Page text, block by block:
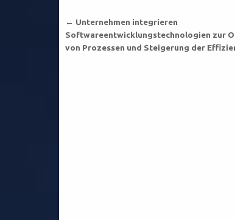
Beitragsnavigation
← Unternehmen integrieren
Softwareentwicklungstechnologien zur
von Prozessen und Steigerung der